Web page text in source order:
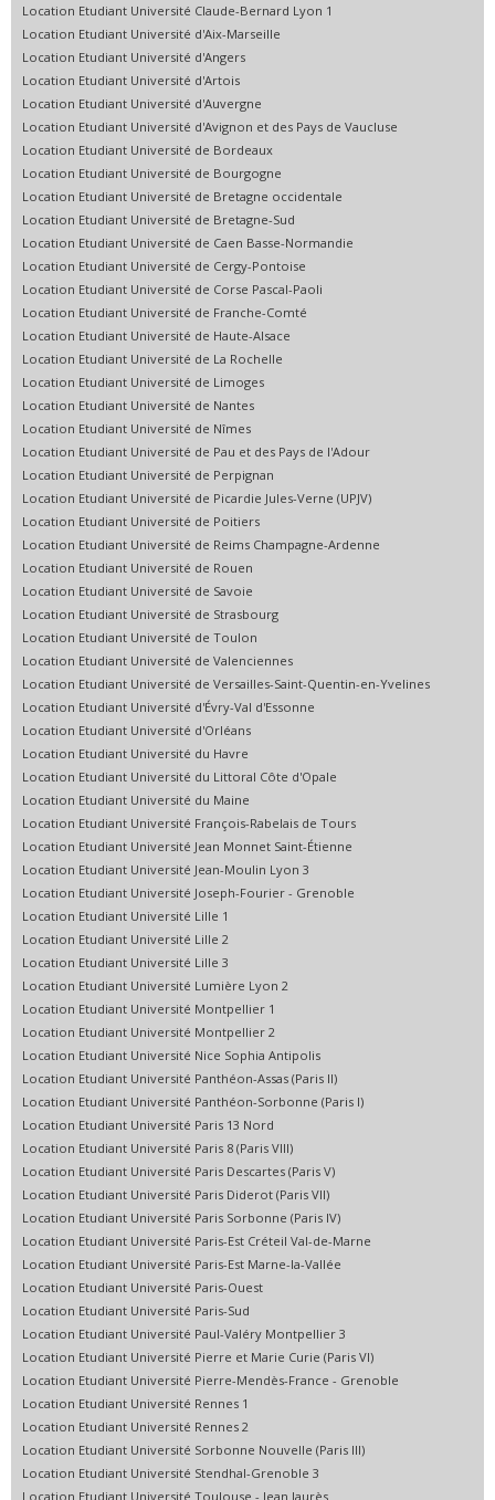
Location Etudiant Université Claude-Bernard Lyon 1
Location Etudiant Université d'Aix-Marseille
Location Etudiant Université d'Angers
Location Etudiant Université d'Artois
Location Etudiant Université d'Auvergne
Location Etudiant Université d'Avignon et des Pays de Vaucluse
Location Etudiant Université de Bordeaux
Location Etudiant Université de Bourgogne
Location Etudiant Université de Bretagne occidentale
Location Etudiant Université de Bretagne-Sud
Location Etudiant Université de Caen Basse-Normandie
Location Etudiant Université de Cergy-Pontoise
Location Etudiant Université de Corse Pascal-Paoli
Location Etudiant Université de Franche-Comté
Location Etudiant Université de Haute-Alsace
Location Etudiant Université de La Rochelle
Location Etudiant Université de Limoges
Location Etudiant Université de Nantes
Location Etudiant Université de Nîmes
Location Etudiant Université de Pau et des Pays de l'Adour
Location Etudiant Université de Perpignan
Location Etudiant Université de Picardie Jules-Verne (UPJV)
Location Etudiant Université de Poitiers
Location Etudiant Université de Reims Champagne-Ardenne
Location Etudiant Université de Rouen
Location Etudiant Université de Savoie
Location Etudiant Université de Strasbourg
Location Etudiant Université de Toulon
Location Etudiant Université de Valenciennes
Location Etudiant Université de Versailles-Saint-Quentin-en-Yvelines
Location Etudiant Université d'Évry-Val d'Essonne
Location Etudiant Université d'Orléans
Location Etudiant Université du Havre
Location Etudiant Université du Littoral Côte d'Opale
Location Etudiant Université du Maine
Location Etudiant Université François-Rabelais de Tours
Location Etudiant Université Jean Monnet Saint-Étienne
Location Etudiant Université Jean-Moulin Lyon 3
Location Etudiant Université Joseph-Fourier - Grenoble
Location Etudiant Université Lille 1
Location Etudiant Université Lille 2
Location Etudiant Université Lille 3
Location Etudiant Université Lumière Lyon 2
Location Etudiant Université Montpellier 1
Location Etudiant Université Montpellier 2
Location Etudiant Université Nice Sophia Antipolis
Location Etudiant Université Panthéon-Assas (Paris II)
Location Etudiant Université Panthéon-Sorbonne (Paris I)
Location Etudiant Université Paris 13 Nord
Location Etudiant Université Paris 8 (Paris VIII)
Location Etudiant Université Paris Descartes (Paris V)
Location Etudiant Université Paris Diderot (Paris VII)
Location Etudiant Université Paris Sorbonne (Paris IV)
Location Etudiant Université Paris-Est Créteil Val-de-Marne
Location Etudiant Université Paris-Est Marne-la-Vallée
Location Etudiant Université Paris-Ouest
Location Etudiant Université Paris-Sud
Location Etudiant Université Paul-Valéry Montpellier 3
Location Etudiant Université Pierre et Marie Curie (Paris VI)
Location Etudiant Université Pierre-Mendès-France - Grenoble
Location Etudiant Université Rennes 1
Location Etudiant Université Rennes 2
Location Etudiant Université Sorbonne Nouvelle (Paris III)
Location Etudiant Université Stendhal-Grenoble 3
Location Etudiant Université Toulouse - Jean Jaurès